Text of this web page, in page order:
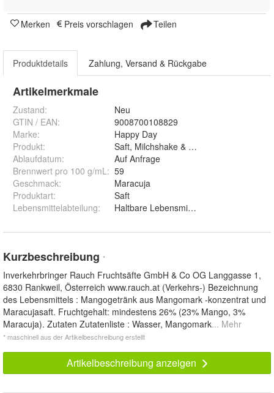
Merken Preis vorschlagen Teilen
Produktdetails Zahlung, Versand & Rückgabe
Artikelmerkmale
Zustand:
Neu
GTIN / EAN:
9008700108829
Marke:
Happy Day
Produkt:
Saft, Milchshake & Smoothie
Ablaufdatum:
Auf Anfrage
Brennwert pro 100 g/mL: 59
Geschmack:
Maracuja
Produktart:
Saft
Lebensmittelabteilung: Haltbare Lebensmittel
Kurzbeschreibung *
Inverkehrbringer Rauch Fruchtsäfte GmbH & Co OG Langgasse 1,
6830 Rankweil, Österreich www.rauch.at (Verkehrs-) Bezeichnung
des Lebensmittels : Mangogetränk aus Mangomark -konzentrat und
Maracujasaft. Fruchtgehalt: mindestens 26% (23% Mango, 3%
Maracuja). Zutaten Zutatenliste : Wasser, Mangomark... Mehr
* maschinell aus der Artikelbeschreibung erstellt
Artikelbeschreibung anzeigen